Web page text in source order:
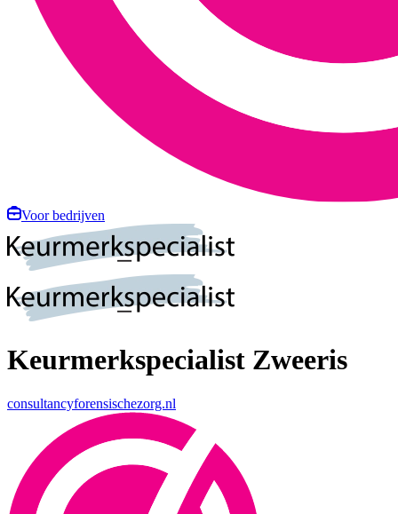
Voor bedrijven
Keurmerkspecialist Zweeris
consultancyforensischezorg.nl